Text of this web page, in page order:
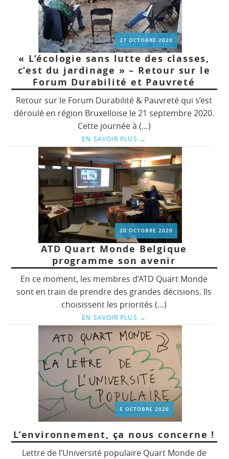
27 OCTOBRE 2020
« L’écologie sans lutte des classes,
c’est du jardinage » – Retour sur le
Forum Durabilité et Pauvreté
Retour sur le Forum Durabilité & Pauvreté qui s’est
déroulé en région Bruxelloise le 21 septembre 2020.
Cette journée à (…)
EN SAVOIR PLUS →
20 OCTOBRE 2020
ATD Quart Monde Belgique
programme son avenir
En ce moment, les membres d’ATD Quart Monde
sont en train de prendre des grandes décisions. Ils
choisissent les priorités (…)
EN SAVOIR PLUS →
5 OCTOBRE 2020
L’environnement, ça nous concerne !
Lettre de l’Université populaire Quart Monde de